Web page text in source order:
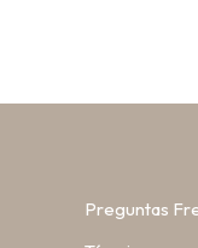
Preguntas